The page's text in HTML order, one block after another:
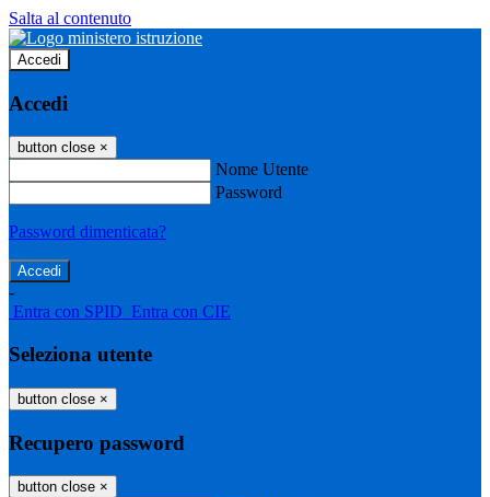
Salta al contenuto
Accedi
Accedi
button close ×
Nome Utente
Password
Password dimenticata?
-
Entra con SPID Entra con CIE
Seleziona utente
button close ×
Recupero password
button close ×